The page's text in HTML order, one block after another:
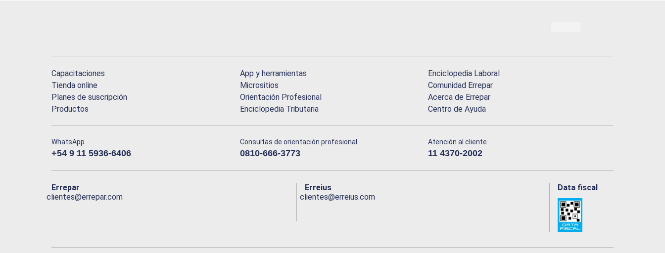
Capacitaciones
Tienda online
Planes de suscripción
Productos
App y herramientas
Micrositios
Orientación Profesional
Enciclopedia Tributaria
Enciclopedia Laboral
Comunidad Errepar
Acerca de Errepar
Centro de Ayuda
WhatsApp
+54 9 11 5936-6406
Consultas de orientación profesional
0810-666-3773
Atención al cliente
11 4370-2002
Errepar
clientes@errepar.com
Erreius
clientes@erreius.com
Data fiscal